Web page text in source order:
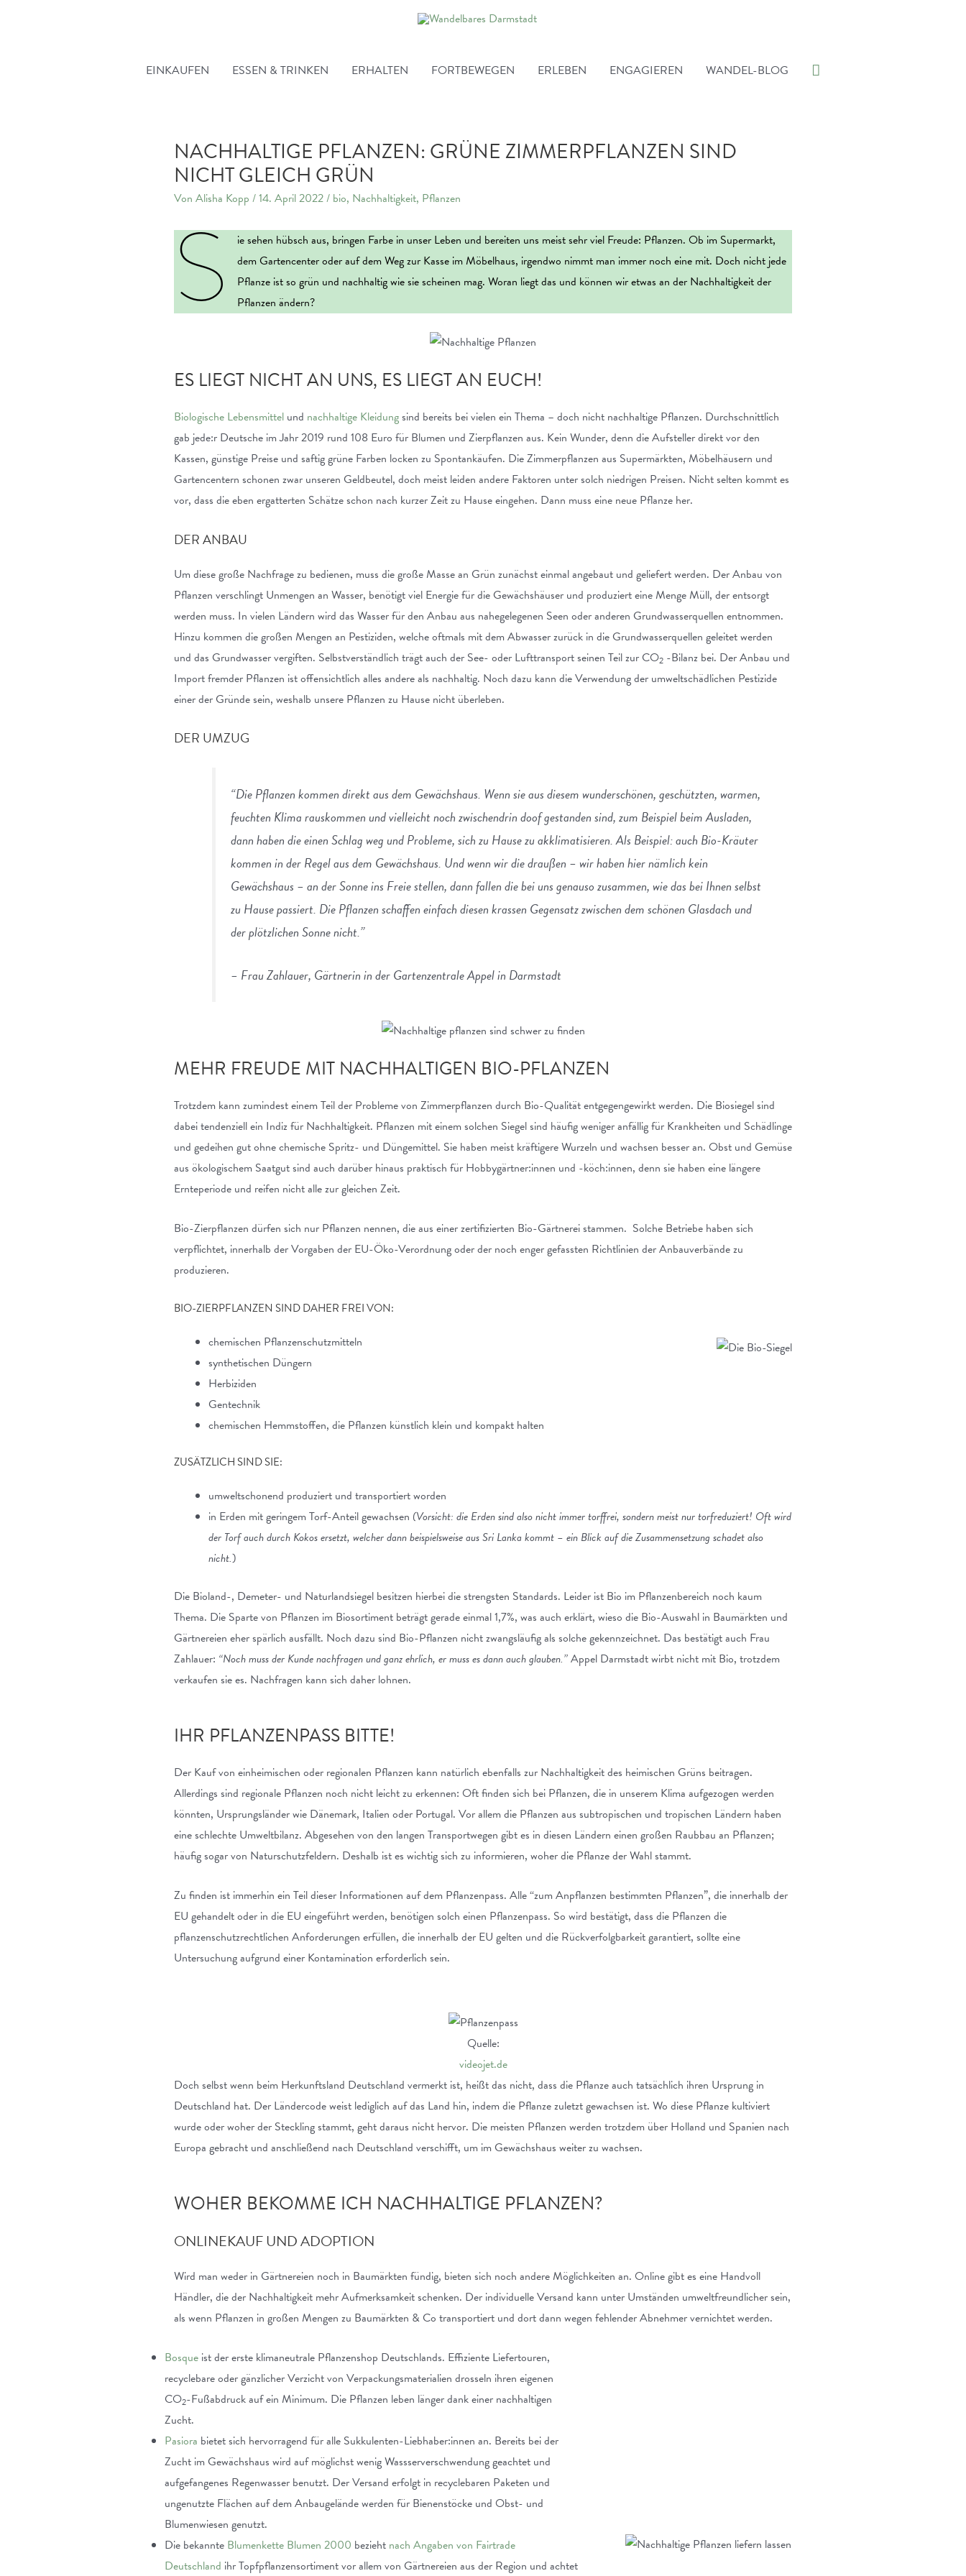
EINKAUFEN
ESSEN & TRINKEN ERHALTEN FORTBEWEGEN ERLEBEN ENGAGIEREN WANDEL-BLOG Suche
NACHHALTIGE PFLANZEN: GRÜNE ZIMMERPFLANZEN SIND
NICHT GLEICH GRÜN
Von Alisha Kopp /14. April 2022/ bio, Nachhaltigkeit, Pflanzen
S ie sehen hübsch aus, bringen Farbe in unser Leben und bereiten uns meist sehr viel Freude: Pflanzen. Ob im Supermarkt,
dem Gartencenter oder auf dem Weg zur Kasse im Möbelhaus, irgendwo nimmt man immer noch eine mit. Doch nicht jede
Pflanze ist so grün und nachhaltig wie sie scheinen mag. Woran liegt das und können wir etwas an der Nachhaltigkeit der
Pflanzen ändern?
ES LIEGT NICHT AN UNS, ES LIEGT AN EUCH!
Biologische Lebensmittel und nachhaltige Kleidungsind bereits bei vielen ein Thema – doch nicht nachhaltige Pflanzen. Durchschnittlich
gab jede:r Deutsche im Jahr 2019 rund 108 Euro für Blumen und Zierpflanzen aus. Kein Wunder, denn die Aufsteller direkt vor den
Kassen, günstige Preise und saftig grüne Farben locken zu Spontankäufen. Die Zimmerpflanzen aus Supermärkten, Möbelhäusern und
Gartencentern schonen zwar unseren Geldbeutel, doch meist leiden andere Faktoren unter solch niedrigen Preisen. Nicht selten kommt es
vor, dass die eben ergatterten Schätze schon nach kurzer Zeit zu Hause eingehen. Dann muss eine neue Pflanze her.
DER ANBAU
Um diese große Nachfrage zu bedienen, muss die große Masse an Grün zunächst einmal angebaut und geliefert werden. Der Anbau von
Pflanzen verschlingt Unmengen an Wasser, benötigt viel Energie für die Gewächshäuser und produziert eine Menge Müll, der entsorgt
werden muss. In vielen Ländern wird das Wasser für den Anbau aus nahegelegenen Seen oder anderen Grundwasserquellen entnommen.
Hinzu kommen die großen Mengen an Pestiziden, welche oftmals mit dem Abwasser zurück in die Grundwasserquellen geleitet werden
und das Grundwasser vergiften. Selbstverständlich trägt auch der See- oder Lufttransport seinen Teil zur CO2 -Bilanz bei. Der Anbau und
Import fremder Pflanzen ist offensichtlich alles andere als nachhaltig. Noch dazu kann die Verwendung der umweltschädlichen Pestizide
einer der Gründe sein, weshalb unsere Pflanzen zu Hause nicht überleben.
DER UMZUG
“Die Pflanzen kommen direkt aus dem Gewächshaus. Wenn sie aus diesem wunderschönen, geschützten, warmen,
feuchten Klima rauskommen und vielleicht noch zwischendrin doof gestanden sind, zum Beispiel beim Ausladen,
dann haben die einen Schlag weg und Probleme, sich zu Hause zu akklimatisieren. Als Beispiel: auch Bio-Kräuter
kommen in der Regel aus dem Gewächshaus. Und wenn wir die draußen – wir haben hier nämlich kein
Gewächshaus – an der Sonne ins Freie stellen, dann fallen die bei uns genauso zusammen, wie das bei Ihnen selbst
zu Hause passiert. Die Pflanzen schaffen einfach diesen krassen Gegensatz zwischen dem schönen Glasdach und
der plötzlichen Sonne nicht.”
– Frau Zahlauer, Gärtnerin in der Gartenzentrale Appel in Darmstadt
MEHR FREUDE MIT NACHHALTIGEN BIO-PFLANZEN
Trotzdem kann zumindest einem Teil der Probleme von Zimmerpflanzen durch Bio-Qualität entgegengewirkt werden. Die Biosiegel sind
dabei tendenziell ein Indiz für Nachhaltigkeit. Pflanzen mit einem solchen Siegel sind häufig weniger anfällig für Krankheiten und Schädlinge
und gedeihen gut ohne chemische Spritz- und Düngemittel. Sie haben meist kräftigere Wurzeln und wachsen besser an. Obst und Gemüse
aus ökologischem Saatgut sind auch darüber hinaus praktisch für Hobbygärtner:innen und -köch:innen, denn sie haben eine längere
Ernteperiode und reifen nicht alle zur gleichen Zeit.
Bio-Zierpflanzen dürfen sich nur Pflanzen nennen, die aus einer zertifizierten Bio-Gärtnerei stammen. Solche Betriebe haben sich
verpflichtet, innerhalb der Vorgaben der EU-Öko-Verordnung oder der noch enger gefassten Richtlinien der Anbauverbände zu
produzieren.
BIO-ZIERPFLANZEN SIND DAHER FREI VON:
chemischen Pflanzenschutzmitteln
synthetischen Düngern
Herbiziden
Gentechnik
chemischen Hemmstoffen, die Pflanzen künstlich klein und kompakt halten
ZUSÄTZLICH SIND SIE:
umweltschonend produziert und transportiert worden
in Erden mit geringem Torf-Anteil gewachsen (Vorsicht: die Erden sind also nicht immer torffrei, sondern meist nur torfreduziert! Oft wird
der Torf auch durch Kokos ersetzt, welcher dann beispielsweise aus Sri Lanka kommt – ein Blick auf die Zusammensetzung schadet also
nicht.)
Die Bioland-, Demeter- und Naturlandsiegel besitzen hierbei die strengsten Standards. Leider ist Bio im Pflanzenbereich noch kaum
Thema. Die Sparte von Pflanzen im Biosortiment beträgt gerade einmal 1,7%, was auch erklärt, wieso die Bio-Auswahl in Baumärkten und
Gärtnereien eher spärlich ausfällt. Noch dazu sind Bio-Pflanzen nicht zwangsläufig als solche gekennzeichnet. Das bestätigt auch Frau
Zahlauer: “Noch muss der Kunde nachfragen und ganz ehrlich, er muss es dann auch glauben.”Appel Darmstadt wirbt nicht mit Bio, trotzdem
verkaufen sie es. Nachfragen kann sich daher lohnen.
IHR PFLANZENPASS BITTE!
Der Kauf von einheimischen oder regionalen Pflanzen kann natürlich ebenfalls zur Nachhaltigkeit des heimischen Grüns beitragen.
Allerdings sind regionale Pflanzen noch nicht leicht zu erkennen: Oft finden sich bei Pflanzen, die in unserem Klima aufgezogen werden
könnten, Ursprungsländer wie Dänemark, Italien oder Portugal. Vor allem die Pflanzen aus subtropischen und tropischen Ländern haben
eine schlechte Umweltbilanz. Abgesehen von den langen Transportwegen gibt es in diesen Ländern einen großen Raubbau an Pflanzen;
häufig sogar von Naturschutzfeldern. Deshalb ist es wichtig sich zu informieren, woher die Pflanze der Wahl stammt.
Zu finden ist immerhin ein Teil dieser Informationen auf dem Pflanzenpass. Alle “zum Anpflanzen bestimmten Pflanzen”, die innerhalb der
EU gehandelt oder in die EU eingeführt werden, benötigen solch einen Pflanzenpass. So wird bestätigt, dass die Pflanzen die
pflanzenschutzrechtlichen Anforderungen erfüllen, die innerhalb der EU gelten und die Rückverfolgbarkeit garantiert, sollte eine
Untersuchung aufgrund einer Kontamination erforderlich sein.
Quelle:
videojet.de
Doch selbst wenn beim Herkunftsland Deutschland vermerkt ist, heißt das nicht, dass die Pflanze auch tatsächlich ihren Ursprung in
Deutschland hat. Der Ländercode weist lediglich auf das Land hin, indem die Pflanze zuletzt gewachsen ist. Wo diese Pflanze kultiviert
wurde oder woher der Steckling stammt, geht daraus nicht hervor. Die meisten Pflanzen werden trotzdem über Holland und Spanien nach
Europa gebracht und anschließend nach Deutschland verschifft, um im Gewächshaus weiter zu wachsen.
WOHER BEKOMME ICH NACHHALTIGE PFLANZEN?
ONLINEKAUF UND ADOPTION
Wird man weder in Gärtnereien noch in Baumärkten fündig, bieten sich noch andere Möglichkeiten an. Online gibt es eine Handvoll
Händler, die der Nachhaltigkeit mehr Aufmerksamkeit schenken. Der individuelle Versand kann unter Umständen umweltfreundlicher sein,
als wenn Pflanzen in großen Mengen zu Baumärkten & Co transportiert und dort dann wegen fehlender Abnehmer vernichtet werden.
Bosqueist der erste klimaneutrale Pflanzenshop Deutschlands. Effiziente Liefertouren,
recyclebare oder gänzlicher Verzicht von Verpackungsmaterialien drosseln ihren eigenen
CO2-Fußabdruck auf ein Minimum. Die Pflanzen leben länger dank einer nachhaltigen
Zucht.
Pasiora bietet sich hervorragend für alle Sukkulenten-Liebhaber:innen an. Bereits bei der
Zucht im Gewächshaus wird auf möglichst wenig Wassserverschwendung geachtet und
aufgefangenes Regenwasser benutzt. Der Versand erfolgt in recyclebaren Paketen und
ungenutzte Flächen auf dem Anbaugelände werden für Bienenstöcke und Obst- und
Blumenwiesen genutzt.
Die bekannte Blumenkette Blumen 2000 bezieht nach Angaben von Fairtrade
Deutschland ihr Topfpflanzensortiment vor allem von Gärtnereien aus der Region und achtet